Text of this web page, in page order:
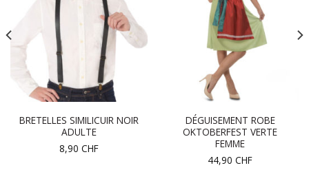
BRETELLES SIMILICUIR NOIR
ADULTE
8,90 CHF
DÉGUISEMENT ROBE
OKTOBERFEST VERTE
FEMME
44,90 CHF